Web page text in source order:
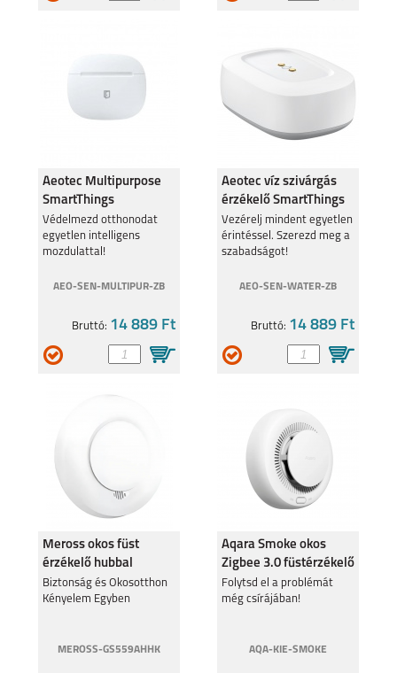
SAMSUNG GALAXY
SAMSUNG GALAXY
GALAXY Z FOLD4
A13 5G
A13 4G
Aeotec Multipurpose
SmartThings
kompatibilis szenzor
Zigbee 3.0
Védelmezd otthonodat
egyetlen intelligens
mozdulattal!
AEO-SEN-MULTIPUR-ZB
Bruttó: 14 889 Ft
Aeotec víz szivárgás
érzékelő SmartThings
kompatibilis Zigbee 3.
Vezérelj mindent egyetlen
érintéssel. Szerezd meg a
szabadságot!
AEO-SEN-WATER-ZB
Bruttó: 14 889 Ft
Meross okos füst
érzékelő hubbal
Biztonság és Okosotthon
Kényelem Egyben
MEROSS-GS559AHHK
Aqara Smoke okos
Zigbee 3.0 füstérzékelő
Folytsd el a problémát
még csírájában!
AQA-KIE-SMOKE